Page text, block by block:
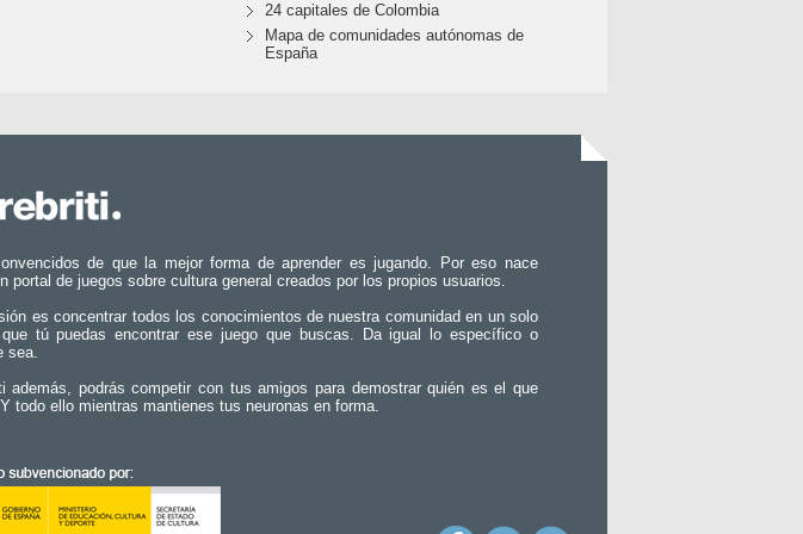
24 capitales de Colombia
Mapa de comunidades autónomas de
España
de que la mejor forma de aprender es jugando. Por eso nace
portal de juegos sobre cultura general creados por los propios usuarios.
es concentrar todos los conocimientos de nuestra comunidad en un solo
que tú puedas encontrar ese juego que buscas. Da igual lo específico o
sea.
además, podrás competir con tus amigos para demostrar quién es el que
todo ello mientras mantienes tus neuronas en forma.